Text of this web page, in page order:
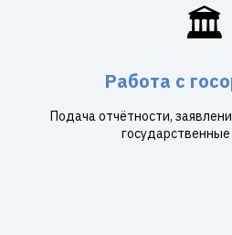
🏛️
Работа с
Подача отчётности,